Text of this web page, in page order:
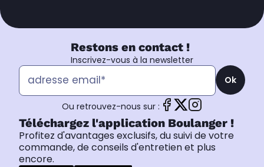
Restons en contact !
Inscrivez-vous à la newsletter
Ok
Ou retrouvez-nous sur :
Téléchargez l'application Boulanger !
Profitez d'avantages exclusifs, du suivi de votre
commande, de conseils d'entretien et plus
encore.